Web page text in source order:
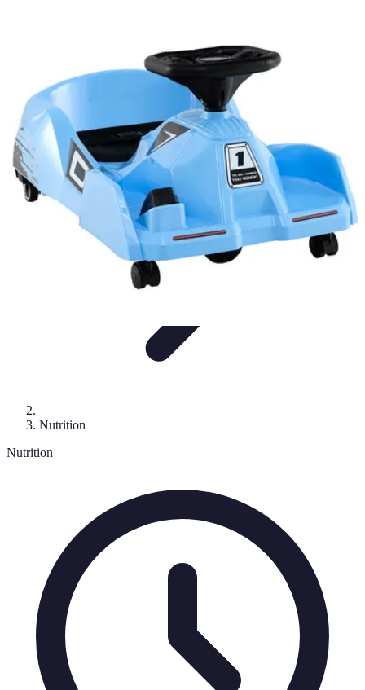
Conseils Entraînement
Courses Rapides
Nutrition
Nutrition